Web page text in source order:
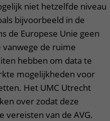
niet hetzelfde niveau
bijvoorbeeld in de
de Europese Unie geen
de ruime
hebben om data te
mogelijkheden voor
Het UMC Utrecht
over zodat deze
vereisten van de AVG.